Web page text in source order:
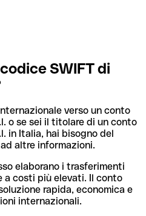
SWIFT di
verso un conto
o se sei il titolare di un conto
in Italia, hai bisogno del
altre informazioni.
elaborano i trasferimenti
a costi più elevati. Il conto
rapida, economica e
internazionali.